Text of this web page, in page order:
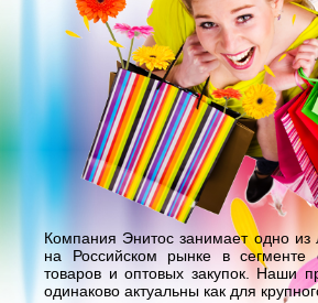
Компания Энитос занимает одно
на Российском рынке в сегменте
товаров и оптовых закупок. Наши
одинаково актуальны как для